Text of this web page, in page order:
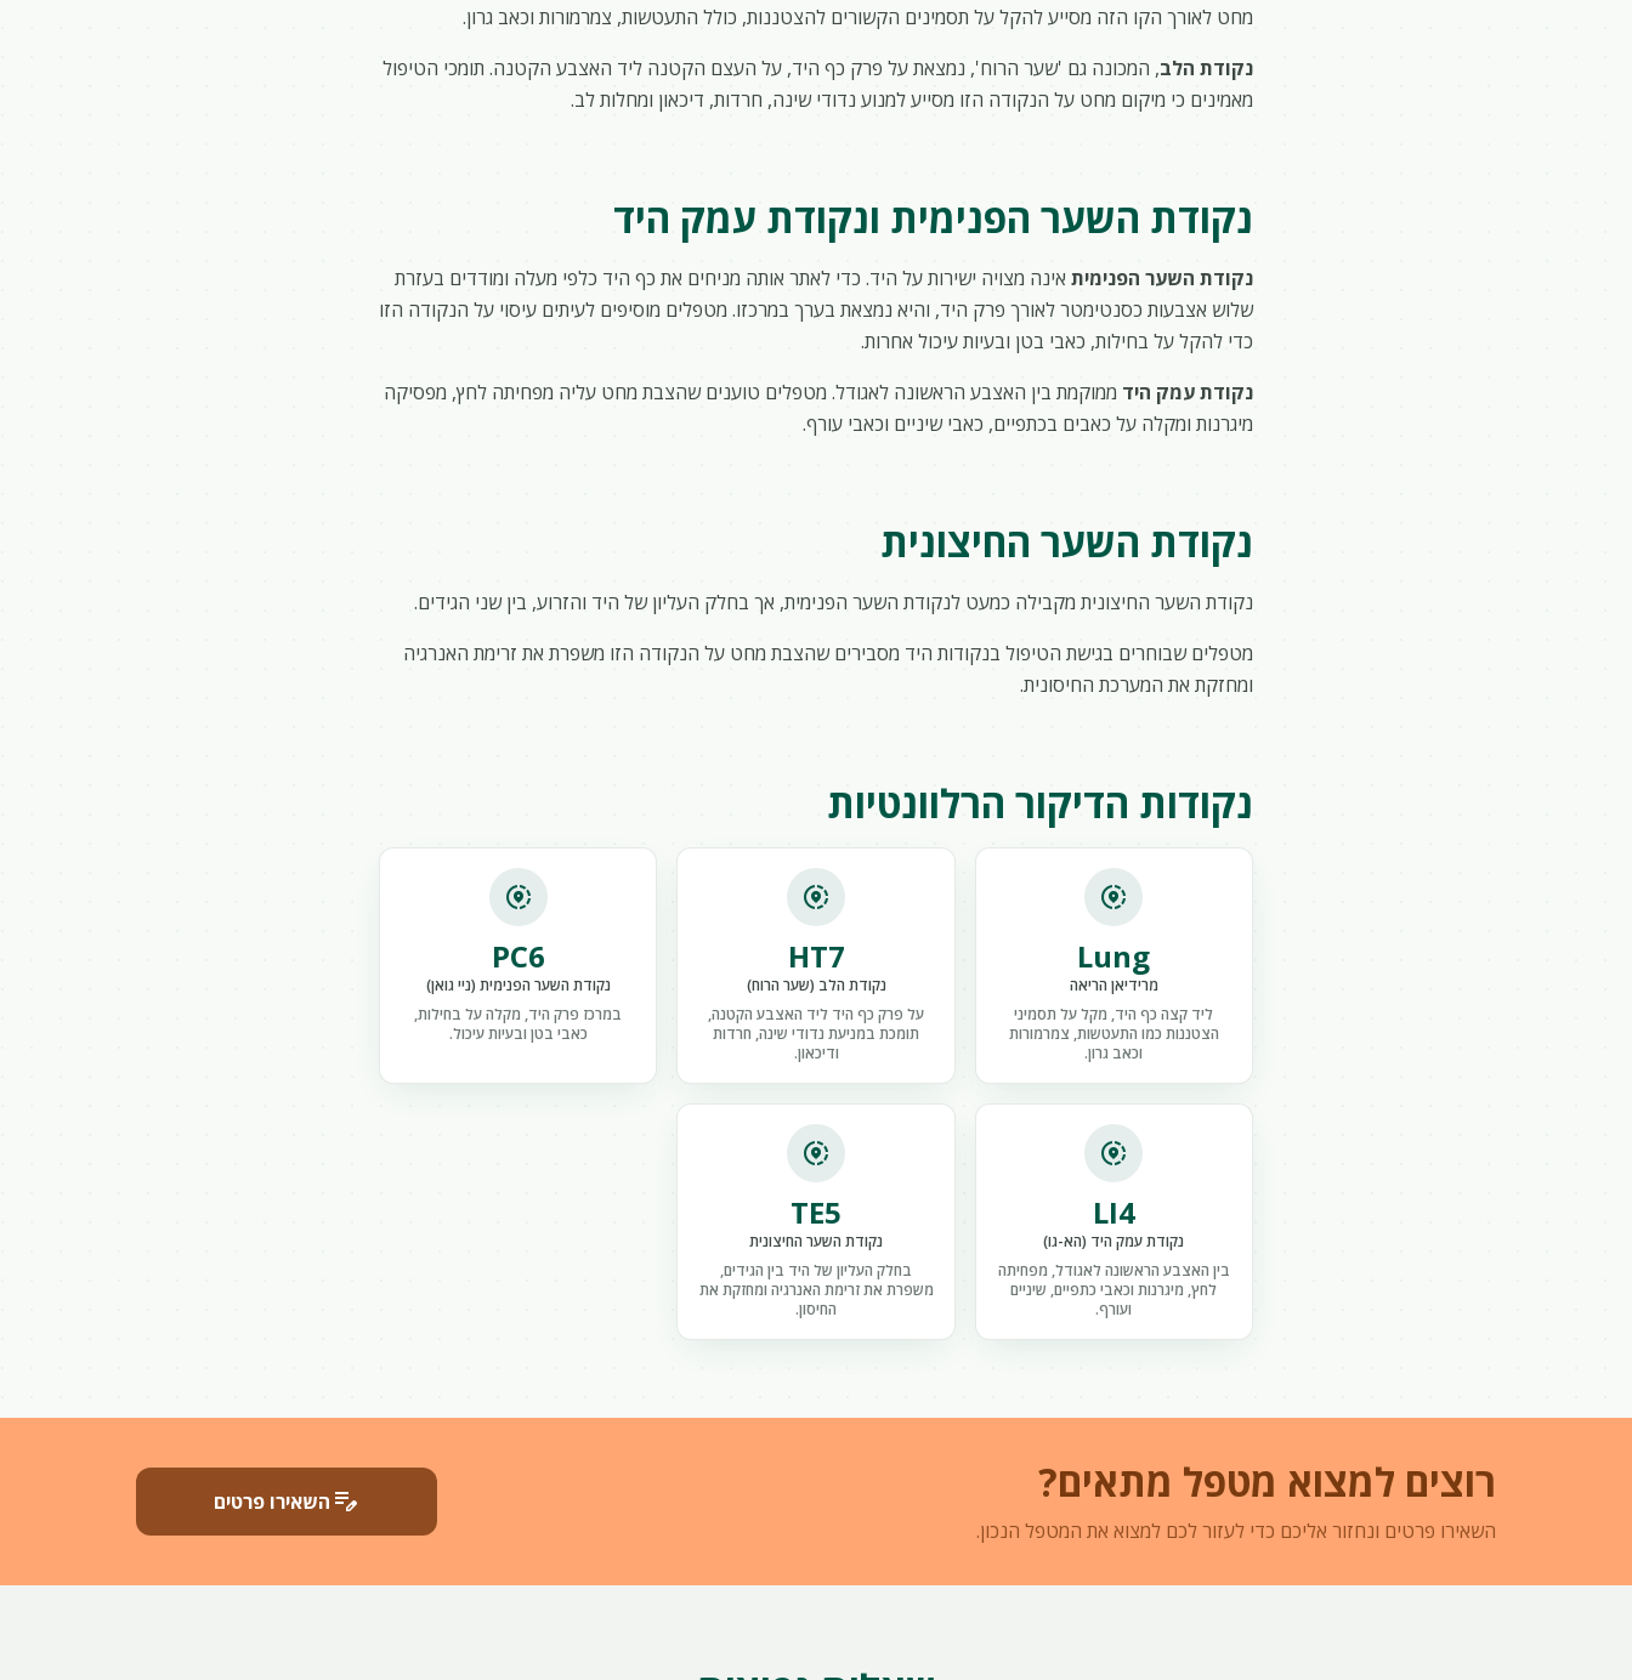
מחט לאורך הקו הזה מסייע להקל על תסמינים הקשורים להצטננות, כולל התעטשות, צמרמורות וכאב גרון.
נקודת הלב, המכונה גם 'שער הרוח', נמצאת על פרק כף היד, על העצם הקטנה ליד האצבע הקטנה. תומכי הטיפול
מאמינים כי מיקום מחט על הנקודה הזו מסייע למנוע נדודי שינה, חרדות, דיכאון ומחלות לב.
נקודת השער הפנימית ונקודת עמק היד
נקודת השער הפנימית אינה מצויה ישירות על היד. כדי לאתר אותה מניחים את כף היד כלפי מעלה ומודדים בעזרת
שלוש אצבעות כסנטימטר לאורך פרק היד, והיא נמצאת בערך במרכזו. מטפלים מוסיפים לעיתים עיסוי על הנקודה הזו
כדי להקל על בחילות, כאבי בטן ובעיות עיכול אחרות.
נקודת עמק היד ממוקמת בין האצבע הראשונה לאגודל. מטפלים טוענים שהצבת מחט עליה מפחיתה לחץ, מפסיקה
מיגרנות ומקלה על כאבים בכתפיים, כאבי שיניים וכאבי עורף.
נקודת השער החיצונית
נקודת השער החיצונית מקבילה כמעט לנקודת השער הפנימית, אך בחלק העליון של היד והזרוע, בין שני הגידים.
מטפלים שבוחרים בגישת הטיפול בנקודות היד מסבירים שהצבת מחט על הנקודה הזו משפרת את זרימת האנרגיה
ומחזקת את המערכת החיסונית.
נקודות הדיקור הרלוונטיות
share_location
Lung
מרידיאן הריאה
ליד קצה כף היד, מקל על תסמיני
הצטננות כמו התעטשות, צמרמורות
וכאב גרון.
share_location
HT7
נקודת הלב (שער הרוח)
על פרק כף היד ליד האצבע הקטנה,
תומכת במניעת נדודי שינה, חרדות
ודיכאון.
share_location
PC6
נקודת השער הפנימית (ניי גואן)
במרכז פרק היד, מקלה על בחילות,
כאבי בטן ובעיות עיכול.
share_location
LI4
נקודת עמק היד (הא-גו)
בין האצבע הראשונה לאגודל, מפחיתה
לחץ, מיגרנות וכאבי כתפיים, שיניים
ועורף.
share_location
TE5
נקודת השער החיצונית
בחלק העליון של היד בין הגידים,
משפרת את זרימת האנרגיה ומחזקת את
החיסון.
רוצים למצוא מטפל מתאים?
השאירו פרטים ונחזור אליכם כדי לעזור לכם למצוא את המטפל הנכון.
edit_note השאירו פרטים